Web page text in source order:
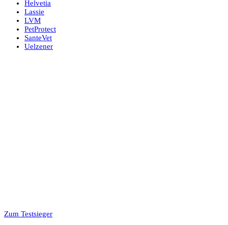
Helvetia
Lassie
LVM
PetProtect
SanteVet
Uelzener
Zum Testsieger